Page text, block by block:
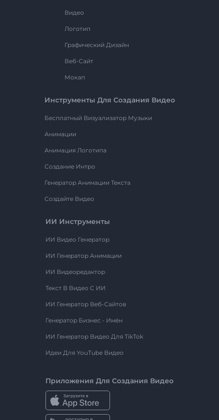
Видео
Логотип
Графический Дизайн
Веб-Сайт
Мокап
Инструменты Для Создания Видео
Бесплатный Визуализатор Музыки
Анимации
Анимация Логотипа
Создание Интро
Генератор Анимации Текста
Создайте Видео
ИИ Инструменты
ИИ Видео Генератор
ИИ Генератор Анимации
ИИ Видеоредактор
Текст В Видео С ИИ
ИИ Генератор Веб-Сайтов
Генератор Бизнес - Имён
ИИ Генератор Видео Для TikTok
Идеи Для YouTube Видео
Приложения Для Создания Видео